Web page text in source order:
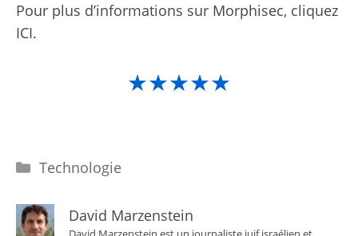
Pour plus d’informations sur Morphisec, cliquez
ICI.
★★★★★
Catégories
Technologie
David Marzenstein